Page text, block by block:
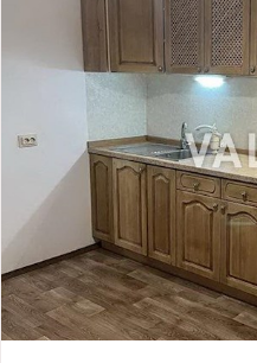
территория. Рядом есть садики, школы, детские и спорт-
площадки, супермаркеты, ТЦ,
Хорошая транспортная
(097) 939-77-45 Нина. valion.ua/